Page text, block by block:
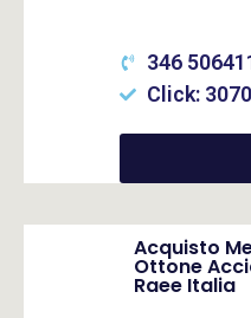
346
Click: 3070
Acquisto
Ottone
Raee Italia